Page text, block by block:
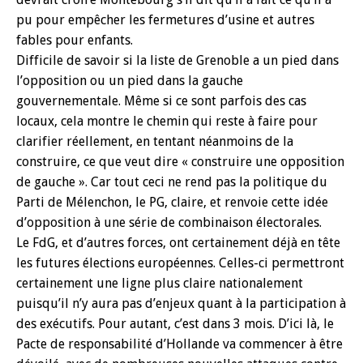
pu pour empêcher les fermetures d’usine et autres
fables pour enfants.
Difficile de savoir si la liste de Grenoble a un pied dans
l’opposition ou un pied dans la gauche
gouvernementale. Même si ce sont parfois des cas
locaux, cela montre le chemin qui reste à faire pour
clarifier réellement, en tentant néanmoins de la
construire, ce que veut dire « construire une opposition
de gauche ». Car tout ceci ne rend pas la politique du
Parti de Mélenchon, le PG, claire, et renvoie cette idée
d’opposition à une série de combinaison électorales.
Le FdG, et d’autres forces, ont certainement déjà en tête
les futures élections européennes. Celles-ci permettront
certainement une ligne plus claire nationalement
puisqu’il n’y aura pas d’enjeux quant à la participation à
des exécutifs. Pour autant, c’est dans 3 mois. D’ici là, le
Pacte de responsabilité d’Hollande va commencer à être